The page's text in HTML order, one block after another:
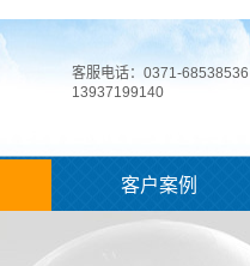
客服电话：0371-68538536
13937199140
客户案例